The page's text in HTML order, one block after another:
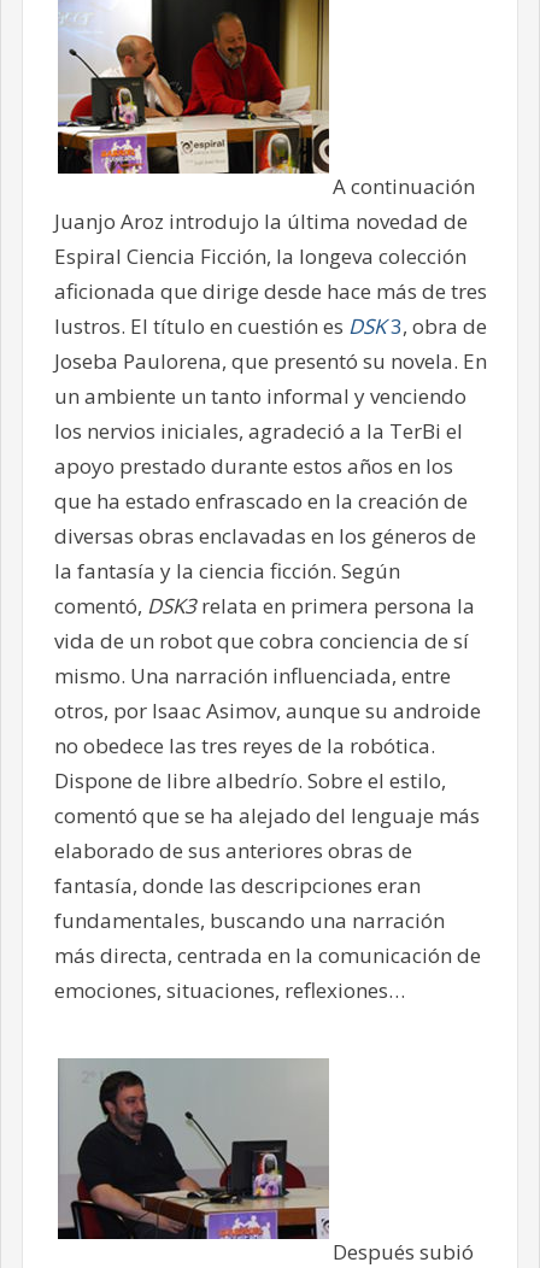
A continuación
Juanjo Aroz introdujo la última novedad de
Espiral Ciencia Ficción, la longeva colección
aficionada que dirige desde hace más de tres
lustros. El título en cuestión es DSK3, obra de
Joseba Paulorena, que presentó su novela. En
un ambiente un tanto informal y venciendo
los nervios iniciales, agradeció a la TerBi el
apoyo prestado durante estos años en los
que ha estado enfrascado en la creación de
diversas obras enclavadas en los géneros de
la fantasía y la ciencia ficción. Según
comentó, DSK3relata en primera persona la
vida de un robot que cobra conciencia de sí
mismo. Una narración influenciada, entre
otros, por Isaac Asimov, aunque su androide
no obedece las tres reyes de la robótica.
Dispone de libre albedrío. Sobre el estilo,
comentó que se ha alejado del lenguaje más
elaborado de sus anteriores obras de
fantasía, donde las descripciones eran
fundamentales, buscando una narración
más directa, centrada en la comunicación de
emociones, situaciones, reflexiones…
Después subió